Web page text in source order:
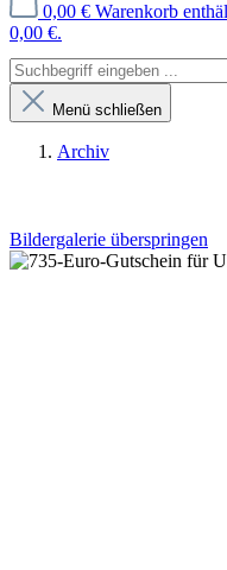
0,00 € Warenkorb
0,00 €.
Menü schließen
Archiv
Bildergalerie überspringen